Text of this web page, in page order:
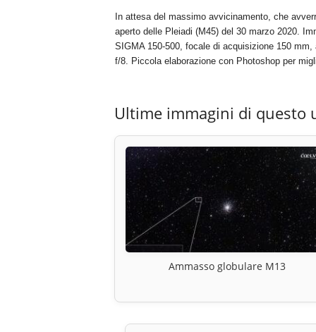
In attesa del massimo avvicinamento, che
aperto delle Pleiadi (M45) del 30 marzo 2020.
SIGMA 150-500, focale di acquisizione 150
f/8. Piccola elaborazione con Photoshop per
Ultime immagini di questo
Ammasso globulare M13